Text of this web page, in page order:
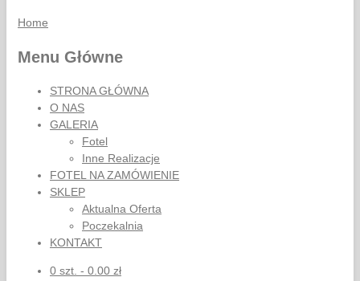
Home
Menu Główne
STRONA GŁÓWNA
O NAS
GALERIA
Fotel
Inne Realizacje
FOTEL NA ZAMÓWIENIE
SKLEP
Aktualna Oferta
Poczekalnia
KONTAKT
0 szt. - 0.00 zł